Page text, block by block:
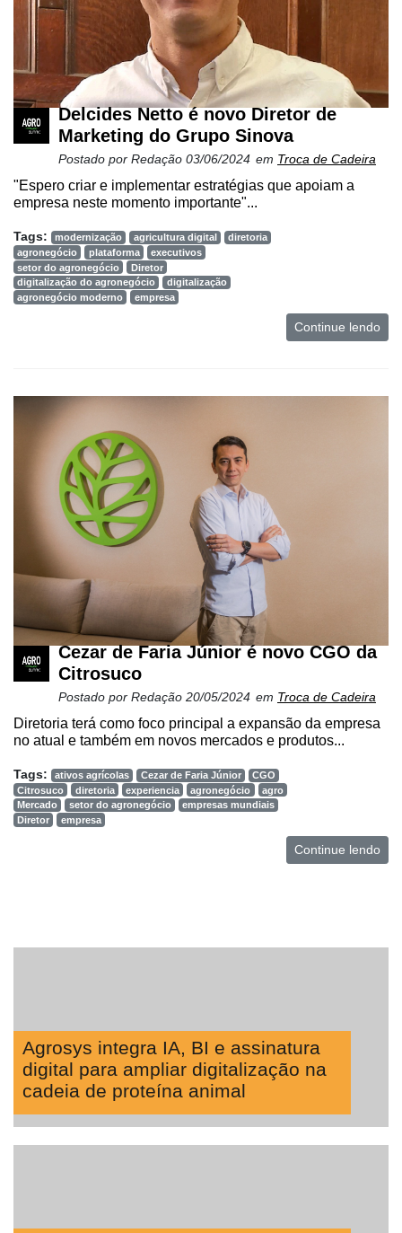
Delcides Netto é novo Diretor de
Marketing do Grupo Sinova
Postado por Redação 03/06/2024 em Troca de Cadeira
"Espero criar e implementar estratégias que apoiam a
empresa neste momento importante"...
Tags: modernização agricultura digital
diretoria
agronegócio
plataforma
executivos
setor do agronegócio
Diretor
digitalização do agronegócio
digitalização
agronegócio moderno
empresa
Continue lendo
Cezar de Faria Júnior é novo CGO da
Citrosuco
Postado por Redação 20/05/2024 em Troca de Cadeira
Diretoria terá como foco principal a expansão da empresa
no atual e também em novos mercados e produtos...
Tags: ativos agrícolas Cezar de Faria Júnior
CGO
Citrosuco
diretoria experiencia agronegócio
agro
Mercado
setor do agronegócio
empresas mundiais
Diretor
empresa
Continue lendo
Agrosys integra IA, BI e assinatura
digital para ampliar digitalização na
cadeia de proteína animal